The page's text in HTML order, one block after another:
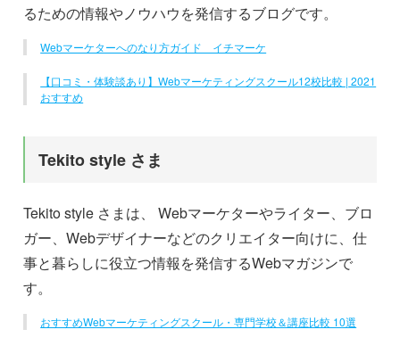
るための情報やノウハウを発信するブログです。
Webマーケターへのなり方ガイド イチマーケ
【口コミ・体験談あり】Webマーケティングスクール12校比較 | 2021
おすすめ
Tekito style さま
Tekito style さまは、 Webマーケターやライター、ブロ
ガー、Webデザイナーなどのクリエイター向けに、仕
事と暮らしに役立つ情報を発信するWebマガジンで
す。
おすすめWebマーケティングスクール・専門学校＆講座比較 10選